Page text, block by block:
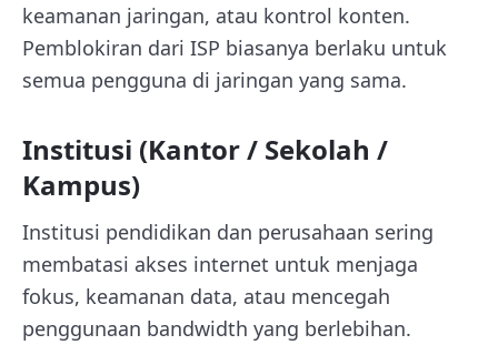
keamanan jaringan, atau kontrol konten.
Pemblokiran dari ISP biasanya berlaku untuk
semua pengguna di jaringan yang sama.
Institusi (Kantor / Sekolah /
Kampus)
Institusi pendidikan dan perusahaan sering
membatasi akses internet untuk menjaga
fokus, keamanan data, atau mencegah
penggunaan bandwidth yang berlebihan.